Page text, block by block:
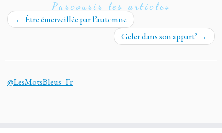
Parcourir les articles
← Être émerveillée par l’automne
Geler dans son appart’ →
@LesMotsBleus_Fr